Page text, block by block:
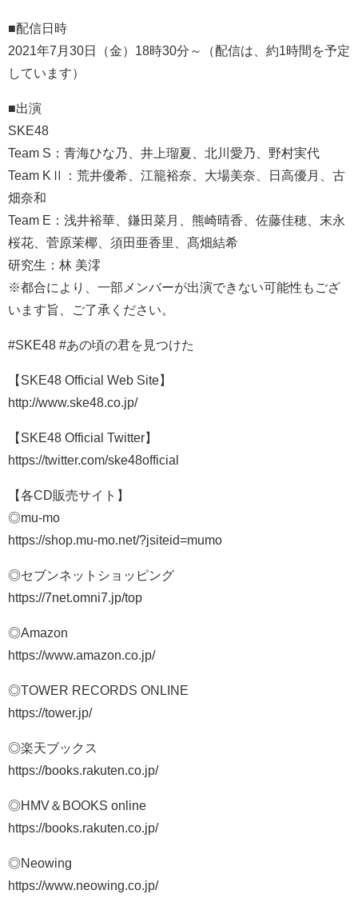
■配信日時
2021年7月30日（金）18時30分～（配信は、約1時間を予定
しています）
■出演
SKE48
Team S：青海ひな乃、井上瑠夏、北川愛乃、野村実代
Team KⅡ：荒井優希、江籠裕奈、大場美奈、日高優月、古
畑奈和
Team E：浅井裕華、鎌田菜月、熊崎晴香、佐藤佳穂、末永
桜花、菅原茉椰、須田亜香里、髙畑結希
研究生：林 美澪
※都合により、一部メンバーが出演できない可能性もござ
います旨、ご了承ください。
#SKE48 #あの頃の君を見つけた
【SKE48 Official Web Site】
http://www.ske48.co.jp/
【SKE48 Official Twitter】
https://twitter.com/ske48official
【各CD販売サイト】
◎mu-mo
https://shop.mu-mo.net/?jsiteid=mumo
◎セブンネットショッピング
https://7net.omni7.jp/top
◎Amazon
https://www.amazon.co.jp/
◎TOWER RECORDS ONLINE
https://tower.jp/
◎楽天ブックス
https://books.rakuten.co.jp/
◎HMV＆BOOKS online
https://books.rakuten.co.jp/
◎Neowing
https://www.neowing.co.jp/